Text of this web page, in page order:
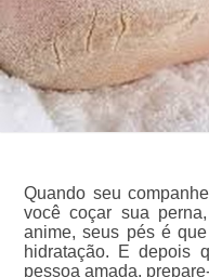
Quando seu
você coçar sua
anime, seus pés é
hidratação. E depois
pessoa amada,